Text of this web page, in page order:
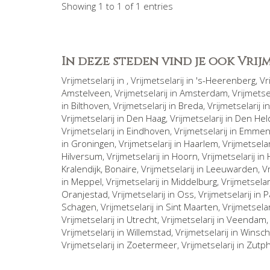
Showing 1 to 1 of 1 entries
In deze steden vind je ook
Vrijmetselarij in , Vrijmetselarij in 's-Heerenberg,
Amstelveen, Vrijmetselarij in Amsterdam,
in Bilthoven, Vrijmetselarij in Breda, Vrijmetselarij
Vrijmetselarij in Den Haag, Vrijmetselarij in Den
Vrijmetselarij in Eindhoven, Vrijmetselarij in Emmen
in Groningen, Vrijmetselarij in Haarlem,
Hilversum, Vrijmetselarij in Hoorn, Vrijmetselarij in
Kralendijk, Bonaire, Vrijmetselarij in Leeuwarden,
in Meppel, Vrijmetselarij in Middelburg,
Oranjestad, Vrijmetselarij in Oss, Vrijmetselarij in
Schagen, Vrijmetselarij in Sint Maarten,
Vrijmetselarij in Utrecht, Vrijmetselarij in Veendam
Vrijmetselarij in Willemstad, Vrijmetselarij in
Vrijmetselarij in Zoetermeer, Vrijmetselarij in